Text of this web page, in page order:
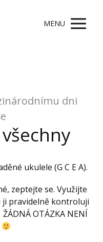
MENU
dni
ukulele (G C E A).
zeptejte se. Využijte
ji pravidelně kontroluji
OTÁZKA NENÍ